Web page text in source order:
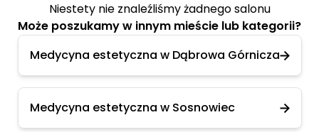
Niestety nie znaleźliśmy żadnego salonu
Może poszukamy w innym mieście lub kategorii?
Medycyna estetyczna w Dąbrowa Górnicza
Medycyna estetyczna w Sosnowiec